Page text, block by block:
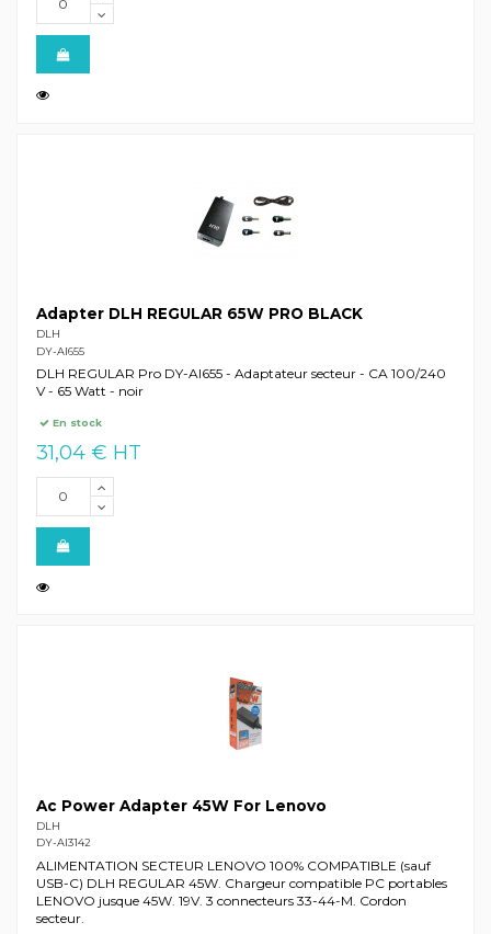
Adapter DLH REGULAR 65W PRO BLACK
DLH
DY-AI655
DLH REGULAR Pro DY-AI655 - Adaptateur secteur - CA 100/240
V - 65 Watt - noir
En stock
31,04 € HT
Ac Power Adapter 45W For Lenovo
DLH
DY-AI3142
ALIMENTATION SECTEUR LENOVO 100% COMPATIBLE (sauf
USB-C) DLH REGULAR 45W. Chargeur compatible PC portables
LENOVO jusque 45W. 19V. 3 connecteurs 33-44-M. Cordon
secteur.